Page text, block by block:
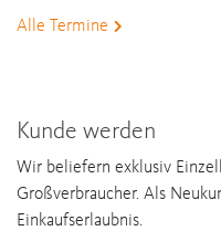
Alle Termine
Kunde werden
Wir beliefern exklusiv
Großverbraucher. Als
Einkaufserlaubnis.